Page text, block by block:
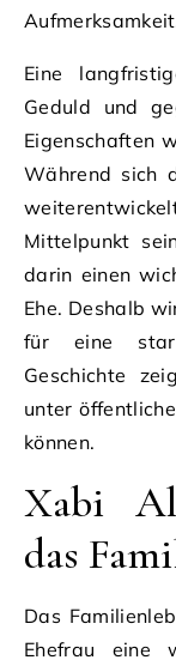
Eine
Geduld und
Eigenschaften
Während sich
Mittelpunkt
darin einen
Ehe. Deshalb
für eine
Geschichte
unter
können.
Xabi
das
Das
Ehefrau eine